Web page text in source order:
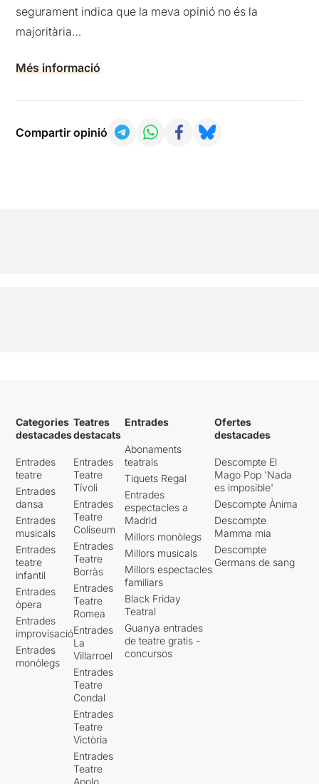
segurament indica que la meva opinió no és la
majoritària…
Més informació
Compartir opinió
Categories
destacades
Entrades
teatre
Entrades
dansa
Entrades
musicals
Entrades
teatre
infantil
Entrades
òpera
Entrades
improvisació
Entrades
monòlegs
Teatres
destacats
Entrades
Teatre
Tívoli
Entrades
Teatre
Coliseum
Entrades
Teatre
Borràs
Entrades
Teatre
Romea
Entrades
La
Villarroel
Entrades
Teatre
Condal
Entrades
Teatre
Victòria
Entrades
Teatre
Apolo
Entrades
Abonaments
teatrals
Tiquets Regal
Entrades
espectacles a
Madrid
Millors monòlegs
Millors musicals
Millors espectacles
familiars
Black Friday
Teatral
Guanya entrades
de teatre gratis -
concursos
Ofertes
destacades
Descompte El
Mago Pop 'Nada
es imposible'
Descompte Ànima
Descompte
Mamma mia
Descompte
Germans de sang